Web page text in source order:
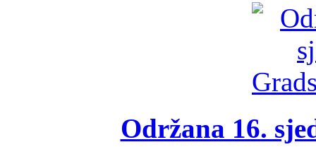
Održana 16.